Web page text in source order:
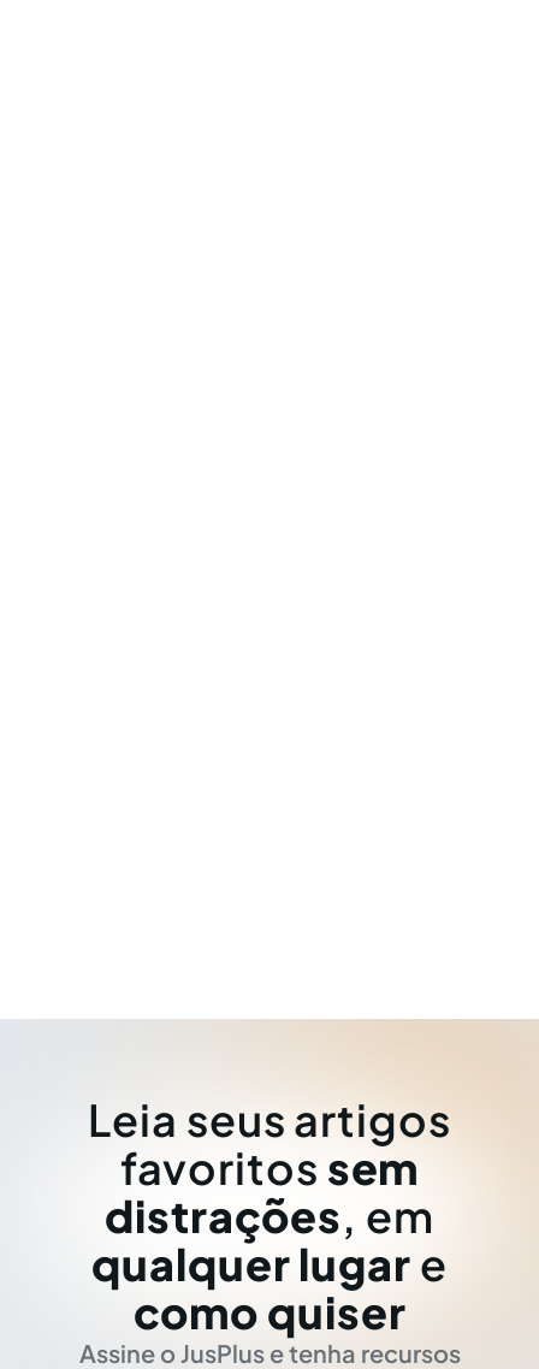
Leia seus artigos
favoritos sem
distrações, em
qualquer lugar e
como quiser
Assine o JusPlus e tenha recursos